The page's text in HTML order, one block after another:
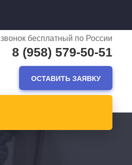
звонок бесплатный по России
8 (958) 579-50-51
ОСТАВИТЬ ЗАЯВКУ